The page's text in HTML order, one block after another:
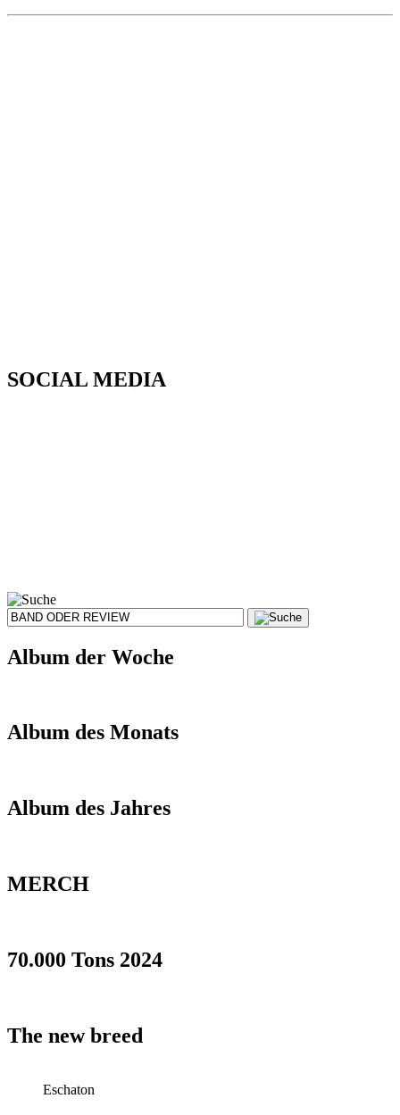
SOCIAL MEDIA
Album der Woche
Album des Monats
Album des Jahres
MERCH
70.000 Tons 2024
The new breed
Eschaton